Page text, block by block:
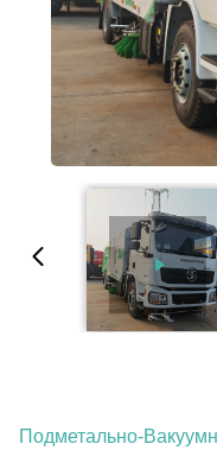
Подметально-